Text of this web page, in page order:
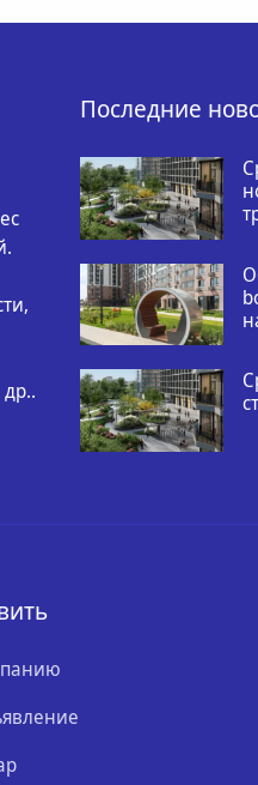
Последние